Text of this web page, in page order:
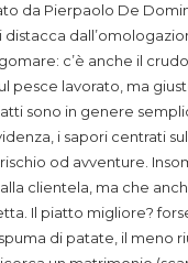
da Pierpaolo De
distacca
c’è anche il
pesce lavorato, ma
sono in genere
i sapori centrati
od avventure.
clientela, ma che
Il piatto migliore?
di patate, il meno